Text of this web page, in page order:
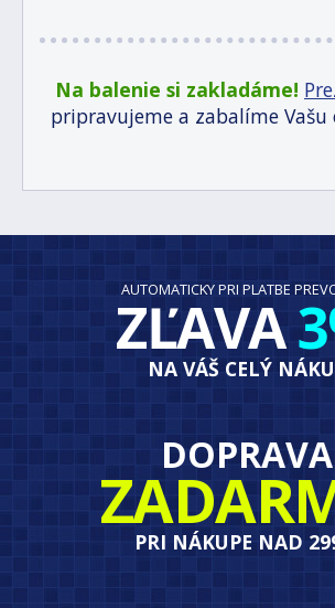
Na balenie si zakladáme!
pripravujeme a zabalíme Vašu
AUTOMATICKY PRI PLATBE
ZĽAVA
NA VÁŠ CELÝ
DOPRAVA
PRI NÁKUPE NAD